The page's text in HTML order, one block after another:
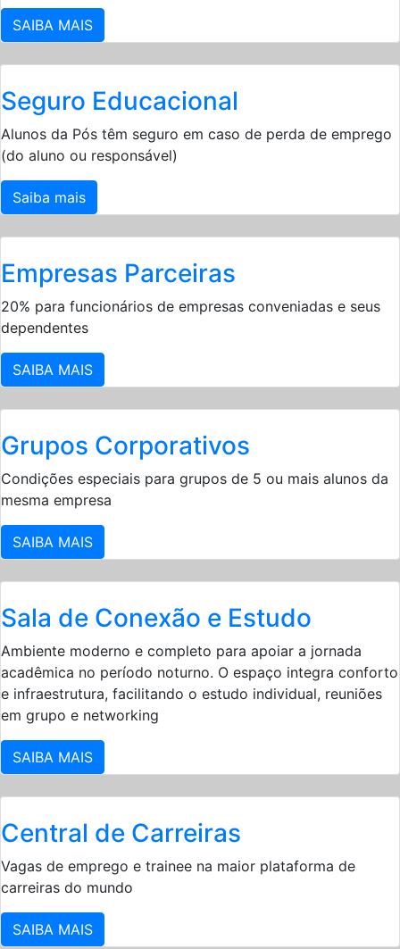
SAIBA MAIS
Seguro Educacional
Alunos da Pós têm seguro em caso de perda de emprego
(do aluno ou responsável)
Saiba mais
Empresas Parceiras
20% para funcionários de empresas conveniadas e seus
dependentes
SAIBA MAIS
Grupos Corporativos
Condições especiais para grupos de 5 ou mais alunos da
mesma empresa
SAIBA MAIS
Sala de Conexão e Estudo
Ambiente moderno e completo para apoiar a jornada
acadêmica no período noturno. O espaço integra conforto
e infraestrutura, facilitando o estudo individual, reuniões
em grupo e networking
SAIBA MAIS
Central de Carreiras
Vagas de emprego e trainee na maior plataforma de
carreiras do mundo
SAIBA MAIS